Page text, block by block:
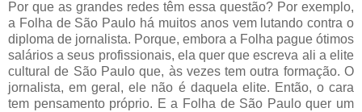
Por que as grandes redes têm essa questão? Por exemplo,
a Folha de São Paulo há muitos anos vem lutando contra o
diploma de jornalista. Porque, embora a Folha pague ótimos
salários a seus profissionais, ela quer que escreva ali a elite
cultural de São Paulo que, às vezes tem outra formação. O
jornalista, em geral, ele não é daquela elite. Então, o cara
tem pensamento próprio. E a Folha de São Paulo quer um